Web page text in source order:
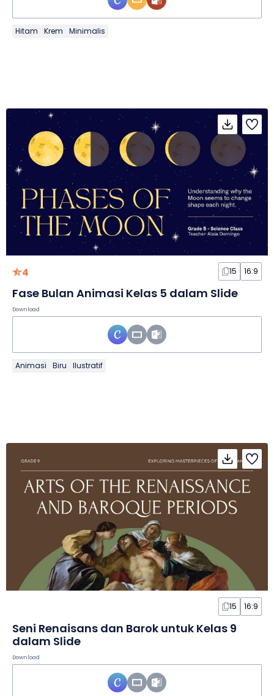
Hitam Krem Minimalis
4 15 16:9
Fase Bulan Animasi Kelas 5 dalam Slide
Download
Animasi Biru Ilustratif
15 16:9
Seni Renaisans dan Barok untuk Kelas 9
dalam Slide
Download